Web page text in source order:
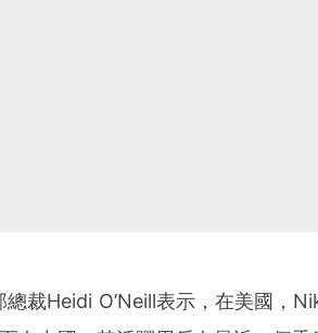
裁Heidi O’Neill表示，在美國，